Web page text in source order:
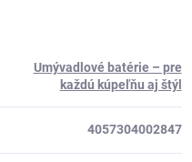
Umývadlové batérie – pre
každú kúpeľňu aj štýl
4057304002847